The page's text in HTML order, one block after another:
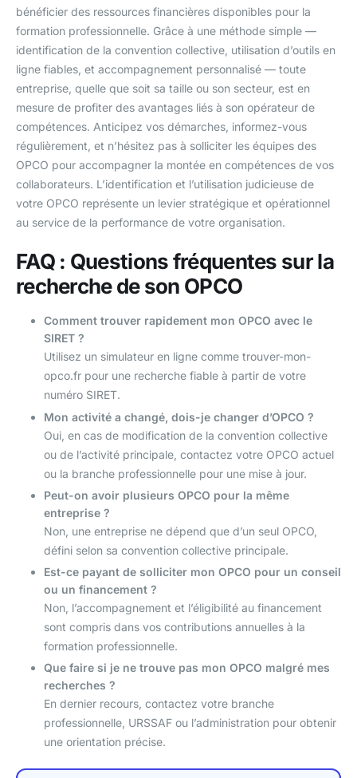
bénéficier des ressources financières disponibles pour la
formation professionnelle. Grâce à une méthode simple —
identification de la convention collective, utilisation d’outils en
ligne fiables, et accompagnement personnalisé — toute
entreprise, quelle que soit sa taille ou son secteur, est en
mesure de profiter des avantages liés à son opérateur de
compétences. Anticipez vos démarches, informez-vous
régulièrement, et n’hésitez pas à solliciter les équipes des
OPCO pour accompagner la montée en compétences de vos
collaborateurs. L’identification et l’utilisation judicieuse de
votre OPCO représente un levier stratégique et opérationnel
au service de la performance de votre organisation.
FAQ : Questions fréquentes sur la
recherche de son OPCO
Comment trouver rapidement mon OPCO avec le
SIRET ?
Utilisez un simulateur en ligne comme trouver-mon-
opco.fr pour une recherche fiable à partir de votre
numéro SIRET.
Mon activité a changé, dois-je changer d’OPCO ?
Oui, en cas de modification de la convention collective
ou de l’activité principale, contactez votre OPCO actuel
ou la branche professionnelle pour une mise à jour.
Peut-on avoir plusieurs OPCO pour la même
entreprise ?
Non, une entreprise ne dépend que d’un seul OPCO,
défini selon sa convention collective principale.
Est-ce payant de solliciter mon OPCO pour un conseil
ou un financement ?
Non, l’accompagnement et l’éligibilité au financement
sont compris dans vos contributions annuelles à la
formation professionnelle.
Que faire si je ne trouve pas mon OPCO malgré mes
recherches ?
En dernier recours, contactez votre branche
professionnelle, URSSAF ou l’administration pour obtenir
une orientation précise.